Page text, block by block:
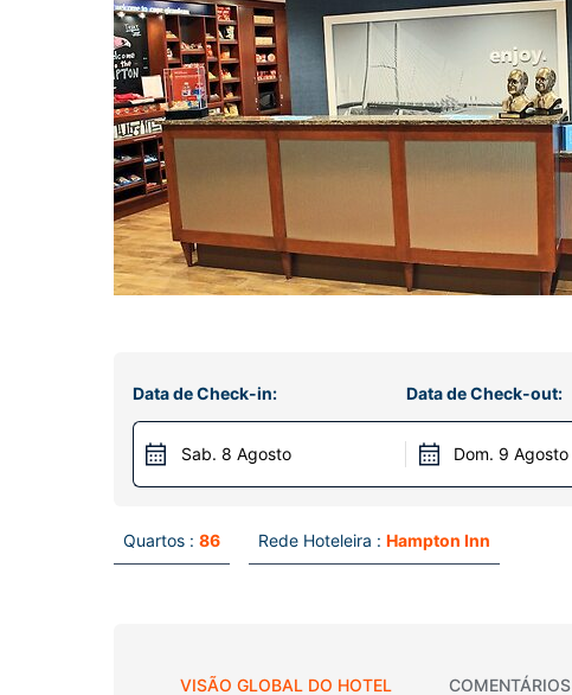
Data de Check-in:
Sab. 8 Agosto
Data de Check-out:
Dom. 9 Agosto
Quartos : 86 Rede Hoteleira : Hampton Inn
VISÃO GLOBAL DO HOTEL COMENTÁRIOS